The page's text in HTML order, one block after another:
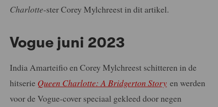
Charlotte-ster Corey Mylchreest in dit artikel.
Vogue juni 2023
India Amarteifio en Corey Mylchreest schitteren in de
hitserie Queen Charlotte: A Bridgerton Story en werden
voor de Vogue-cover speciaal gekleed door negen